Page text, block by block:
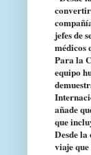
convertir
jefes de
médicos
Para la
equipo
añade
que
Desde la
viaje